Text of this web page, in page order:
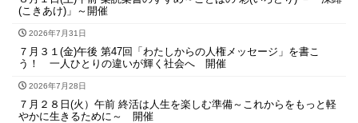
(こきあけ)」～開催
2026年7月31日
７月３１(金)午後 第47回「わたしからの人権メッセージ」を書こ
う！ 一人ひとりの違いが輝く社会へ 開催
2026年7月28日
７月２８日(火）午前 終活は人生を楽しむ準備～これからをもっと軽
やかに生きるために～ 開催